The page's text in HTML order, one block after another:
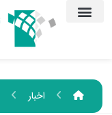
اخبار